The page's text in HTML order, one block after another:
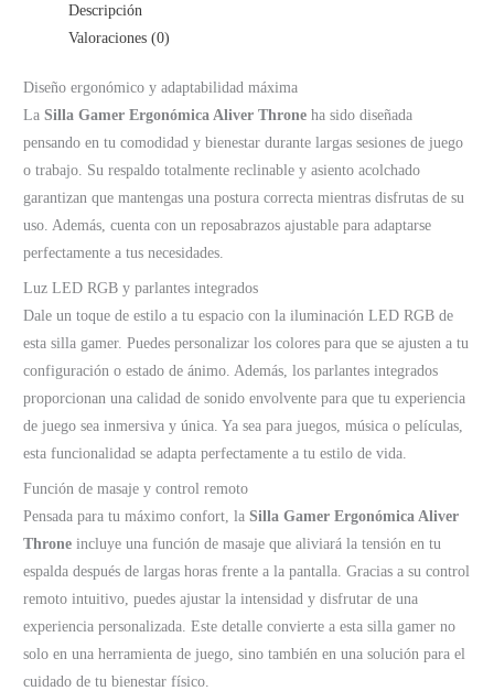
Descripción
Valoraciones (0)
Diseño ergonómico y adaptabilidad máxima
LaSilla Gamer Ergonómica Aliver Throne ha sido diseñada
pensando en tu comodidad y bienestar durante largas sesiones de juego
o trabajo. Su respaldo totalmente reclinable y asiento acolchado
garantizan que mantengas una postura correcta mientras disfrutas de su
uso. Además, cuenta con un reposabrazos ajustable para adaptarse
perfectamente a tus necesidades.
Luz LED RGB y parlantes integrados
Dale un toque de estilo a tu espacio con la iluminación LED RGB de
esta silla gamer. Puedes personalizar los colores para que se ajusten a tu
configuración o estado de ánimo. Además, los parlantes integrados
proporcionan una calidad de sonido envolvente para que tu experiencia
de juego sea inmersiva y única. Ya sea para juegos, música o películas,
esta funcionalidad se adapta perfectamente a tu estilo de vida.
Función de masaje y control remoto
Pensada para tu máximo confort, laSilla Gamer Ergonómica Aliver
Throne incluye una función de masaje que aliviará la tensión en tu
espalda después de largas horas frente a la pantalla. Gracias a su control
remoto intuitivo, puedes ajustar la intensidad y disfrutar de una
experiencia personalizada. Este detalle convierte a esta silla gamer no
solo en una herramienta de juego, sino también en una solución para el
cuidado de tu bienestar físico.